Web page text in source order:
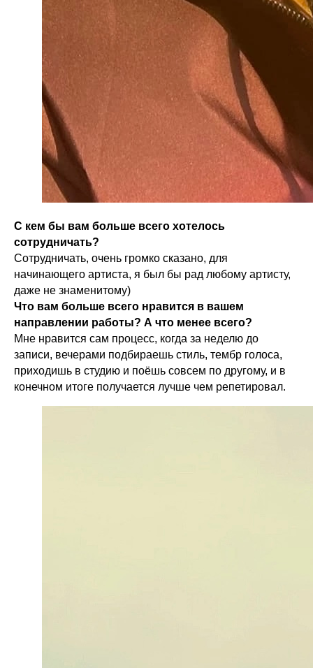
С кем бы вам больше всего хотелось
сотрудничать?
Сотрудничать, очень громко сказано, для
начинающего артиста, я был бы рад любому артисту,
даже не знаменитому)
Что вам больше всего нравится в вашем
направлении работы? А что менее всего?
Мне нравится сам процесс, когда за неделю до
записи, вечерами подбираешь стиль, тембр голоса,
приходишь в студию и поёшь совсем по другому, и в
конечном итоге получается лучше чем репетировал.